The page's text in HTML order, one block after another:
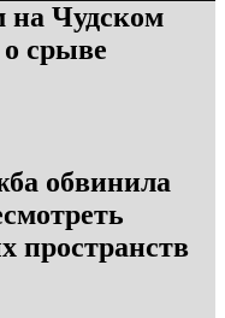
на Чудском
срыве
обвинила
пространств